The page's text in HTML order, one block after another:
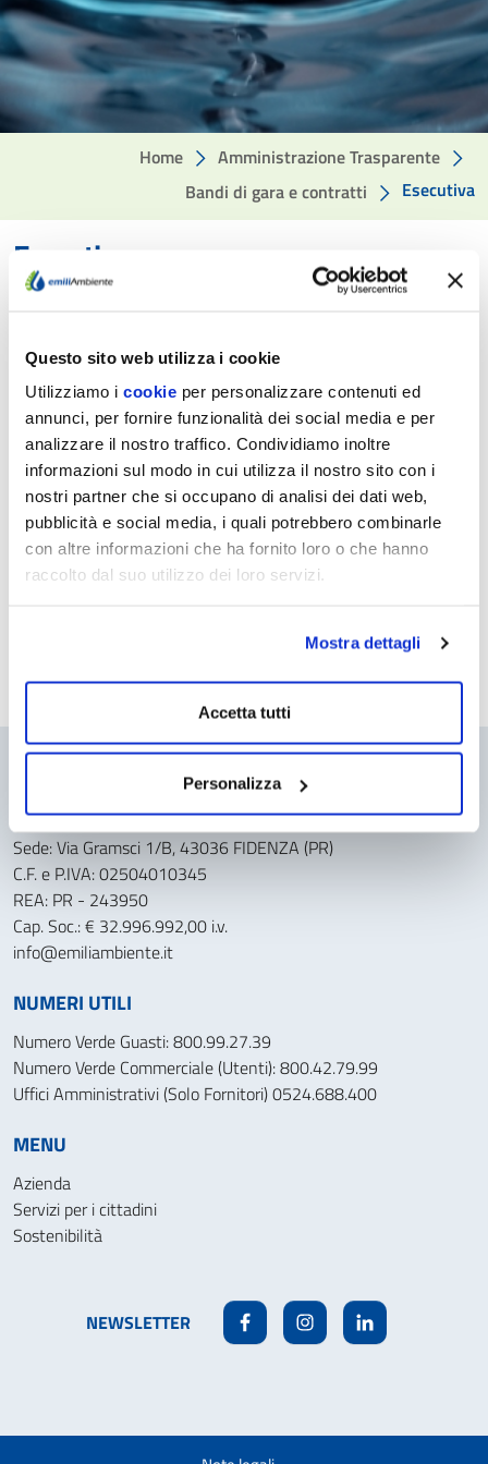
Questo sito web utilizza i cookie
Utilizziamo i cookie per personalizzare contenuti ed
annunci, per fornire funzionalità dei social media e per
analizzare il nostro traffico. Condividiamo inoltre
informazioni sul modo in cui utilizza il nostro sito con i
nostri partner che si occupano di analisi dei dati web,
pubblicità e social media, i quali potrebbero combinarle
con altre informazioni che ha fornito loro o che hanno
raccolto dal suo utilizzo dei loro servizi.
Mostra dettagli
Accetta tutti
Personalizza
Home
Amministrazione Trasparente
Bandi di gara e contratti
Esecutiva
Esecutiva
Cliccando sui pulsanti in basso è possibile accedere alle
seguenti sottopagine:
Collegio consultivo tecnico
Pari opportunità e inclusione lavorativa nei contratti
pubblici PNRR e PNC e nei contratti riservati
Collegio consultivo tecnico
contratti pubblici PNRR e PNC e nei contratti
CONTATTI
Sede: Via Gramsci 1/B, 43036 FIDENZA (PR)
C.F. e P.IVA: 02504010345
REA: PR - 243950
Cap. Soc.: € 32.996.992,00 i.v.
info@emiliambiente.it
NUMERI UTILI
Numero Verde Guasti: 800.99.27.39
Numero Verde Commerciale (Utenti): 800.42.79.99
Uffici Amministrativi (Solo Fornitori) 0524.688.400
MENU
Azienda
Servizi per i cittadini
Sostenibilità
NEWSLETTER FacebookInstagramLinkedin